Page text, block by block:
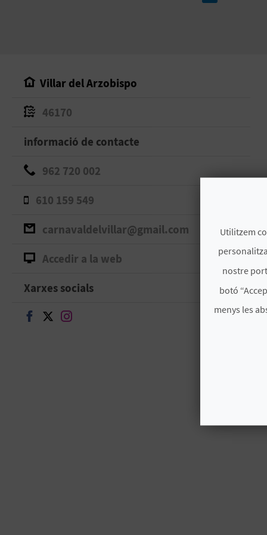
Villar del Arzobispo
46170
informació de contacte
962 720 002
610 159 549
carnavaldelvillar@gmail.com
Accedir a la web
Xarxes socials
Seguir en Facebook
Seguir en Twitter
Utilitzem
nostre
botó
menys les